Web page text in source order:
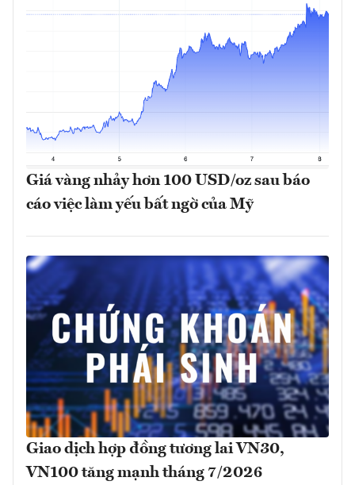
Giá vàng nhảy hơn 100 USD/oz sau báo
cáo việc làm yếu bất ngờ của Mỹ
Giao dịch hợp đồng tương lai VN30,
VN100 tăng mạnh tháng 7/2026